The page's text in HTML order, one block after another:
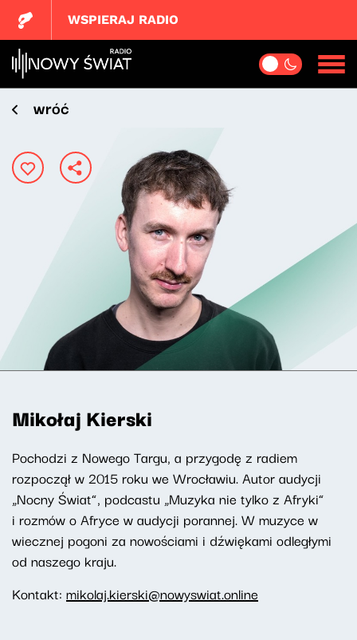
WSPIERAJ RADIO
wróć
Mikołaj Kierski
Pochodzi z Nowego Targu, a przygodę z radiem
rozpoczął w 2015 roku we Wrocławiu. Autor audycji
„Nocny Świat”, podcastu „Muzyka nie tylko z Afryki”
i rozmów o Afryce w audycji porannej. W muzyce w
wiecznej pogoni za nowościami i dźwiękami odległymi
od naszego kraju.
Kontakt: mikolaj.kierski@nowyswiat.online